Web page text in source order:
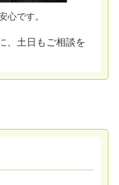
心です。
、土日もご相談を